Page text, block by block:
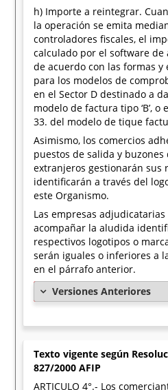
h) Importe a reintegrar.
la operación se emita
controladores fiscales, el
calculado por el software de
de acuerdo con las formas y
para los modelos de
en el Sector D destinado a
modelo de factura tipo ‘B’, o
33. del modelo de tique
Asimismo, los comercios
puestos de salida y
extranjeros gestionarán sus
identificarán a través del
este Organismo.
Las empresas
acompañar la aludida
respectivos logotipos o
serán iguales o inferiores a
en el párrafo anterior.
Versiones Anteriores
Texto vigente según
827/2000 AFIP
ARTICULO 4°.- Los